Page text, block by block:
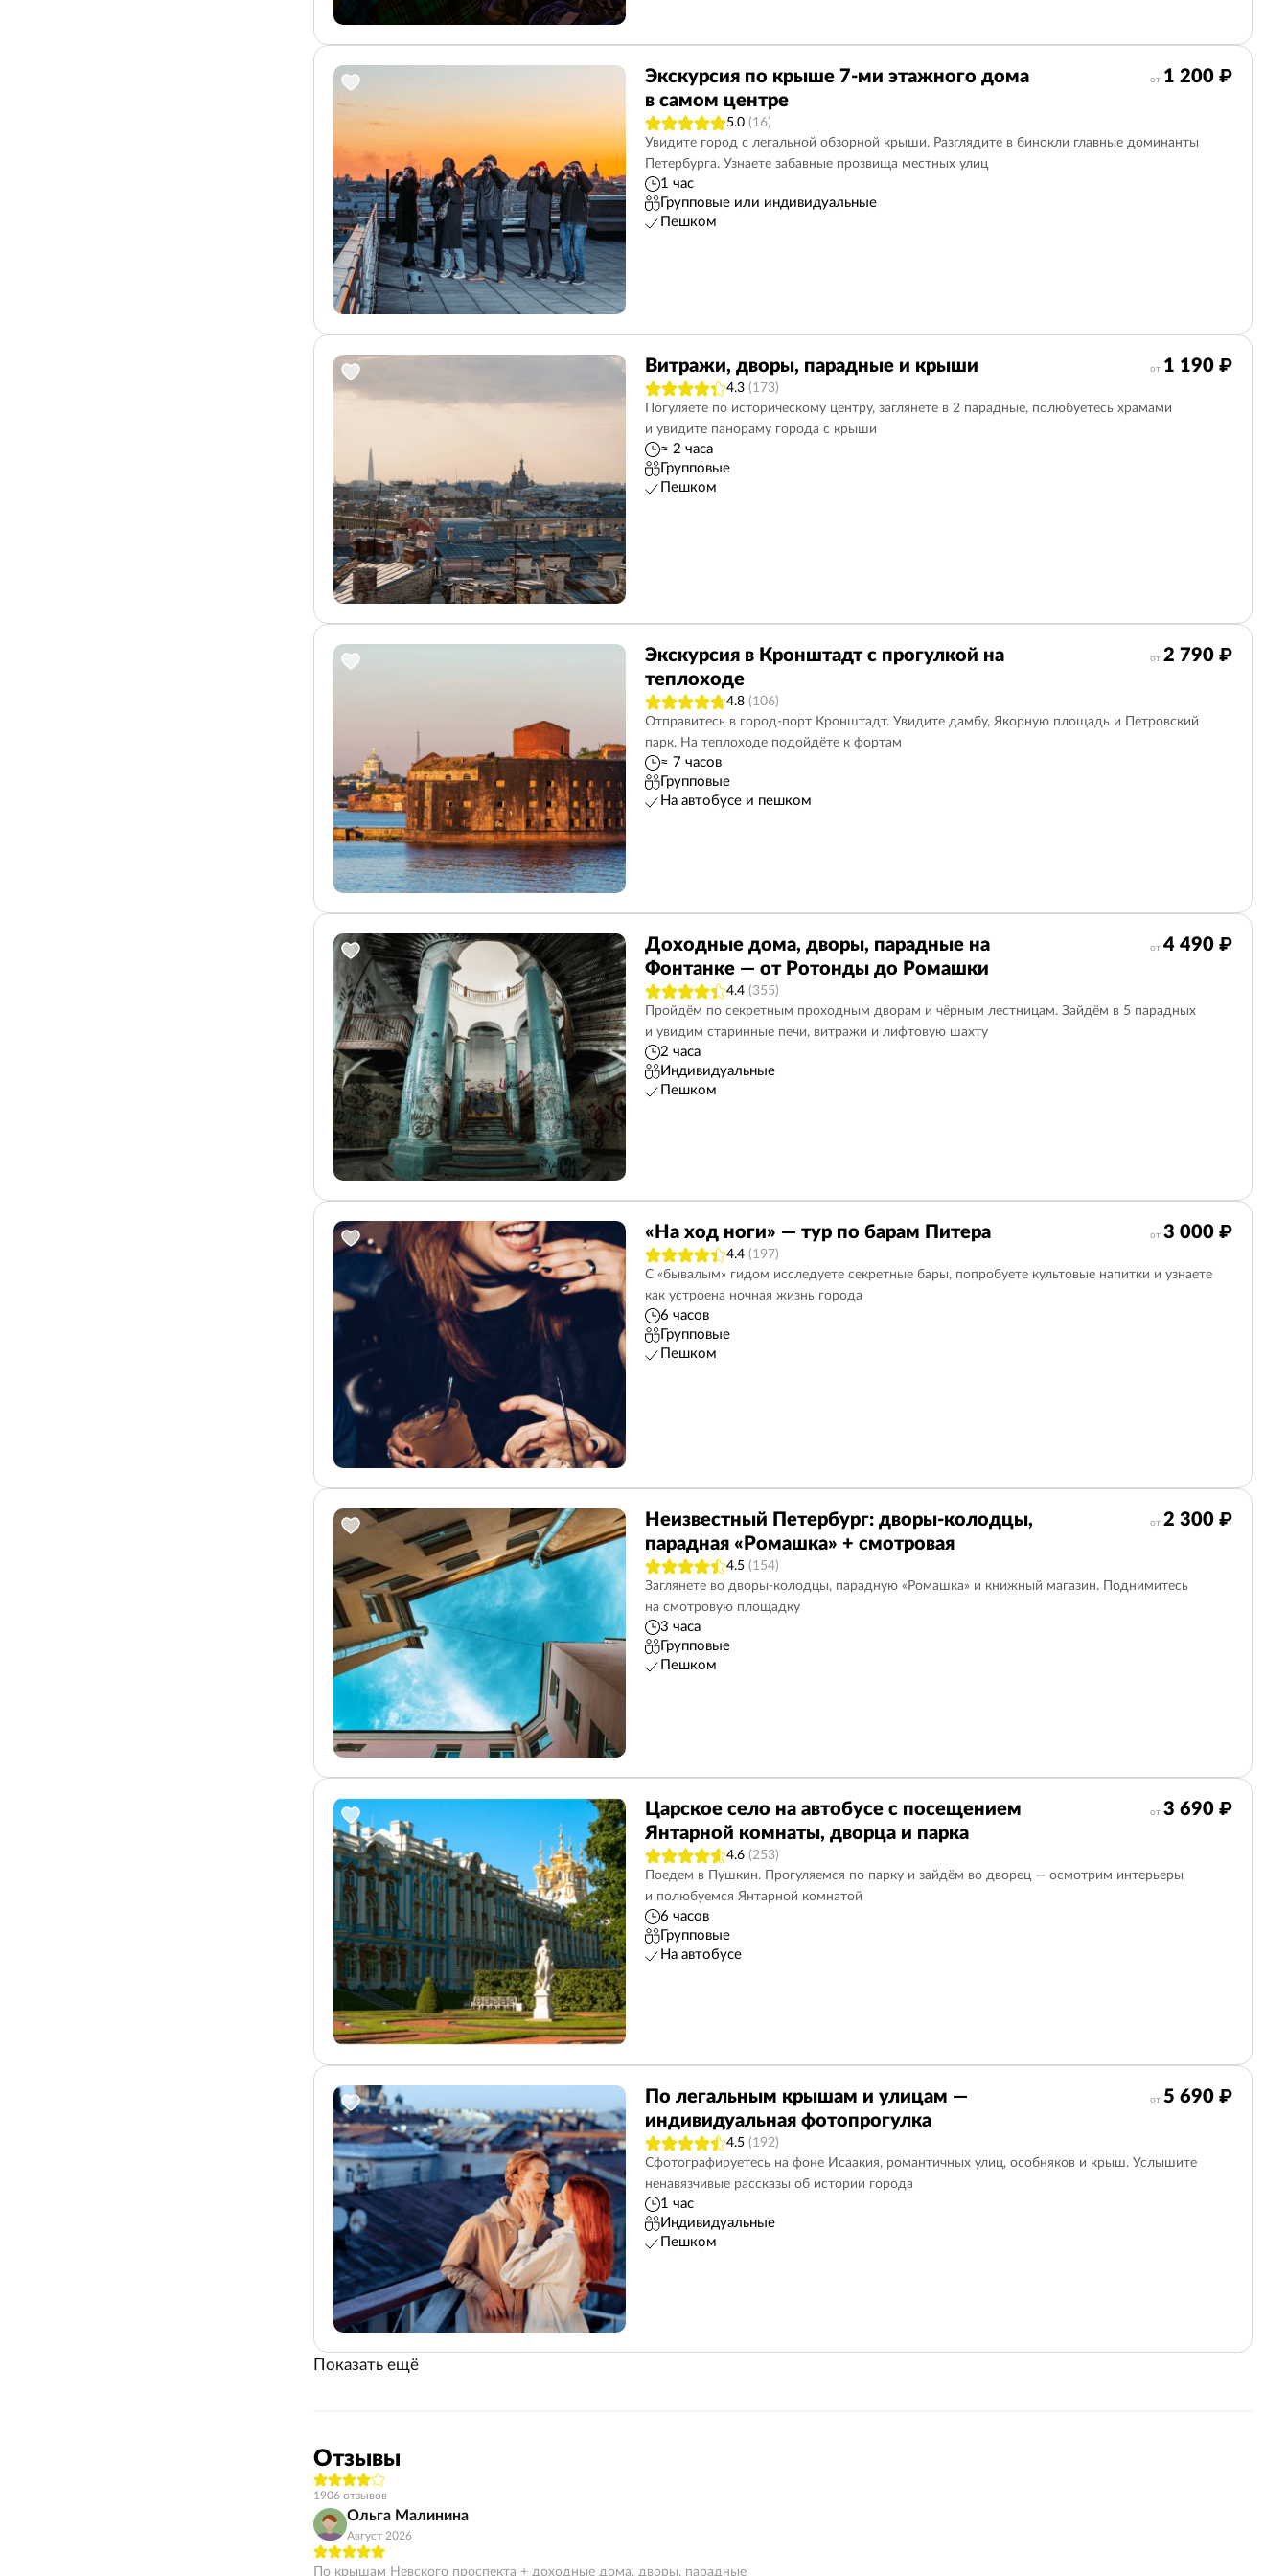
Экскурсия по крыше 7-ми этажного дома
в самом центре
от 1 200 ₽
5.0 (16)
Увидите город с легальной обзорной крыши. Разглядите в бинокли главные доминанты
Петербурга. Узнаете забавные прозвища местных улиц
1 час
Групповые или индивидуальные
Пешком
Витражи, дворы, парадные и крыши от 1 190 ₽
4.3 (173)
Погуляете по историческому центру, заглянете в 2 парадные, полюбуетесь храмами
и увидите панораму города с крыши
≈ 2 часа
Групповые
Пешком
Экскурсия в Кронштадт с прогулкой на
теплоходе
от 2 790 ₽
4.8 (106)
Отправитесь в город-порт Кронштадт. Увидите дамбу, Якорную площадь и Петровский
парк. На теплоходе подойдёте к фортам
≈ 7 часов
Групповые
На автобусе и пешком
Доходные дома, дворы, парадные на
Фонтанке — от Ротонды до Ромашки
от 4 490 ₽
4.4 (355)
Пройдём по секретным проходным дворам и чёрным лестницам. Зайдём в 5 парадных
и увидим старинные печи, витражи и лифтовую шахту
2 часа
Индивидуальные
Пешком
«На ход ноги» — тур по барам Питера от 3 000 ₽
4.4 (197)
С «бывалым» гидом исследуете секретные бары, попробуете культовые напитки и узнаете
как устроена ночная жизнь города
6 часов
Групповые
Пешком
Неизвестный Петербург: дворы-колодцы,
парадная «Ромашка» + смотровая
от 2 300 ₽
4.5 (154)
Заглянете во дворы-колодцы, парадную «Ромашка» и книжный магазин. Поднимитесь
на смотровую площадку
3 часа
Групповые
Пешком
Царское село на автобусе с посещением
Янтарной комнаты, дворца и парка
от 3 690 ₽
4.6 (253)
Поедем в Пушкин. Прогуляемся по парку и зайдём во дворец — осмотрим интерьеры
и полюбуемся Янтарной комнатой
6 часов
Групповые
На автобусе
По легальным крышам и улицам —
индивидуальная фотопрогулка
от 5 690 ₽
4.5 (192)
Сфотографируетесь на фоне Исаакия, романтичных улиц, особняков и крыш. Услышите
ненавязчивые рассказы об истории города
1 час
Индивидуальные
Пешком
Показать ещё
Отзывы
1906 отзывов
Ольга Малинина
Август 2026
По крышам Невского проспекта + доходные дома, дворы, парадные